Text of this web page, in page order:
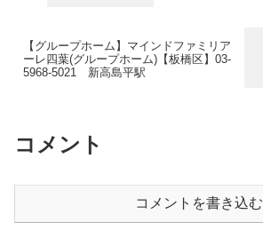
【グループホーム】マインドファミリア
ーレ四葉(グループホーム)【板橋区】03-
5968-5021 新高島平駅
コメント
コメントを書き込む